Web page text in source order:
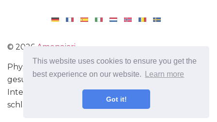
This website uses cookies to ensure you get the
best experience on our website.
Learn more
Got it!
© 2026 Amenajari
Physische Übungen. Diäten und Rezepte für eine
gesunde Ernährung. Übungen für das Gehirn.
Interessante Fakten. Selbstentwicklung. Sei heute
schlauer und stärker!